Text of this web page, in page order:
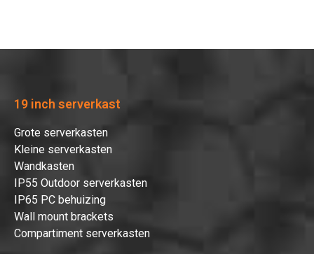
19 inch serverkast
Grote serverkasten
Kleine serverkasten
Wandkasten
IP55 Outdoor serverkasten
IP65 PC behuizing
Wall mount brackets
Compartiment serverkasten